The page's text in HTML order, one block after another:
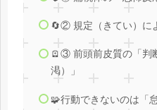
🔄② 規定（きてい）に
🪫③ 前頭前皮質の「判
渇）」
🧩行動できないのは「